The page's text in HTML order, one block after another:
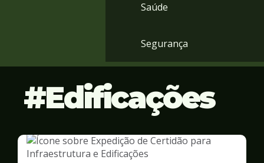
Saúde
Segurança
Edificações